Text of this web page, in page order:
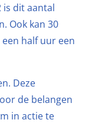
is dit aantal
Ook kan 30
half uur een
Deze
de belangen
in actie te